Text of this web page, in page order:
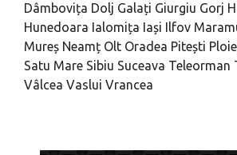
Dâmbovița Dolj Galați Giurgiu Gorj
Hunedoara Ialomița Iași Ilfov
Mureș Neamț Olt Oradea Pitești
Satu Mare Sibiu Suceava Teleorman
Vâlcea Vaslui Vrancea